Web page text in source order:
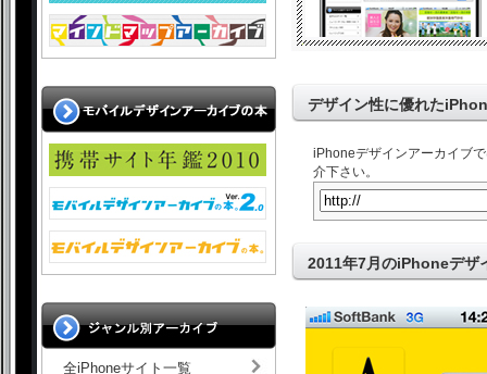
デザイン性に優れた
iPhoneデザインアーカイブ
介下さい。
2011年7月のiPhoneデザ
全iPhoneサイト一覧